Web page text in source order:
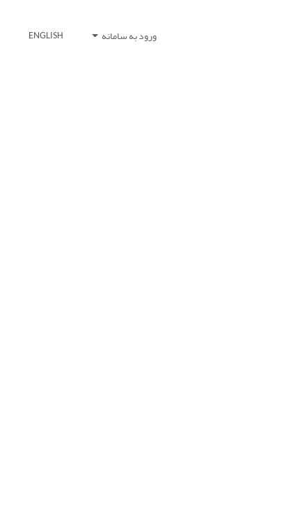
ورود به سامانه ENGLISH